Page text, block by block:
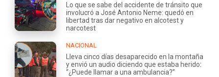
Lo que se sabe del accidente de tránsito que
involucró a José Antonio Neme: quedó en
libertad tras dar negativo en alcotest y
narcotest
NACIONAL
Lleva cinco días desaparecido en la montaña
y envió un audio diciendo que estaba herido:
“¿Puede llamar a una ambulancia?”